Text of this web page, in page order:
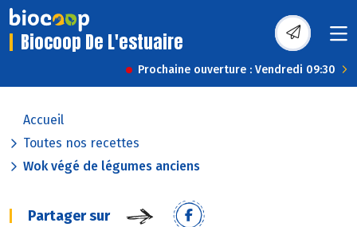
Biocoop De L'estuaire
Prochaine ouverture : Vendredi 09:30
Accueil
Toutes nos recettes
Wok végé de légumes anciens
Partager sur